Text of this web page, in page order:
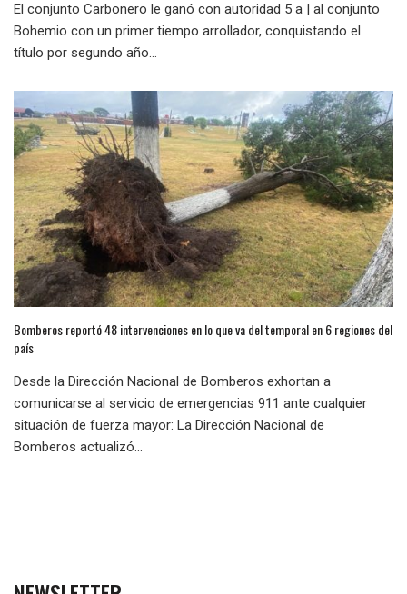
El conjunto Carbonero le ganó con autoridad 5 a | al conjunto
Bohemio con un primer tiempo arrollador, conquistando el
título por segundo año...
Bomberos reportó 48 intervenciones en lo que va del temporal en 6 regiones del
país
Desde la Dirección Nacional de Bomberos exhortan a
comunicarse al servicio de emergencias 911 ante cualquier
situación de fuerza mayor: La Dirección Nacional de
Bomberos actualizó...